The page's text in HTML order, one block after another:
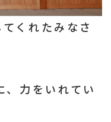
くれたみなさ
、力をいれてい